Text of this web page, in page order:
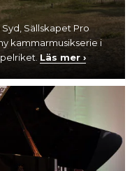
Sällskapet Pro
kammarmusikserie i
Läs mer ›